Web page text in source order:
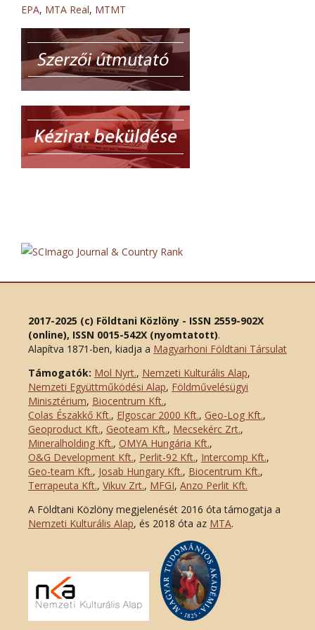
EPA, MTA Real, MTMT
2017-2025 (c) Földtani Közlöny - ISSN 2559-902X
(online), ISSN 0015-542X (nyomtatott).
Alapítva 1871-ben, kiadja a Magyarhoni Földtani Társulat
Támogatók: Mol Nyrt., Nemzeti Kulturális Alap,
Nemzeti Együttműködési Alap, Földművelésügyi
Minisztérium, Biocentrum Kft.,
Colas Északkő Kft., Elgoscar 2000 Kft., Geo-Log Kft.,
Geoproduct Kft., Geoteam Kft., Mecsekérc Zrt.,
Mineralholding Kft., OMYA Hungária Kft.,
O&G Development Kft., Perlit-92 Kft., Intercomp Kft.,
Geo-team Kft., Josab Hungary Kft., Biocentrum Kft.,
Terrapeuta Kft., Vikuv Zrt., MFGI, Anzo Perlit Kft.
A Földtani Közlöny megjelenését 2016 óta támogatja a
Nemzeti Kulturális Alap, és 2018 óta az MTA.